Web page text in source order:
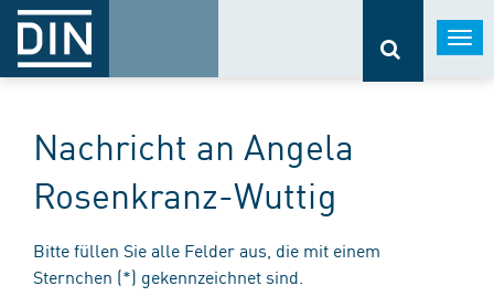
Nachricht an Angela
Rosenkranz-Wuttig
Bitte füllen Sie alle Felder aus, die mit einem
Sternchen (*) gekennzeichnet sind.